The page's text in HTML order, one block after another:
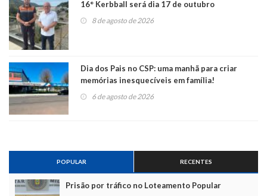
16° Kerbball será dia 17 de outubro
8 de agosto de 2026
Dia dos Pais no CSP: uma manhã para criar
memórias inesquecíveis em família!
6 de agosto de 2026
POPULAR RECENTES
Prisão por tráfico no Loteamento Popular